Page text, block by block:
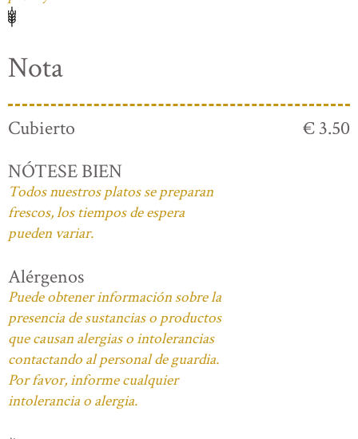
Nota
Cubierto
€ 3.50
NÓTESE BIEN
Todos nuestros platos se preparan
frescos, los tiempos de espera
pueden variar.
Alérgenos
Puede obtener información sobre la
presencia de sustancias o productos
que causan alergias o intolerancias
contactando al personal de guardia.
Por favor, informe cualquier
intolerancia o alergia.